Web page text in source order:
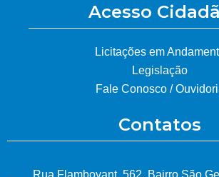
Acesso
Licitações em
Legislação
Fale Conosco /
Contatos
Rua Flamboyant, 562, Bairro São